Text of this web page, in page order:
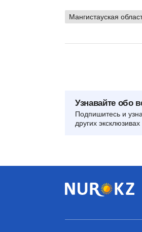
Мангистауская
Узнавайте обо
Подпишитесь и
других эксклюзивах